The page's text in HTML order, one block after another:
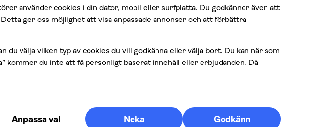
oss
100% säker betalning, vi accepterar
följande betalningsmetoder